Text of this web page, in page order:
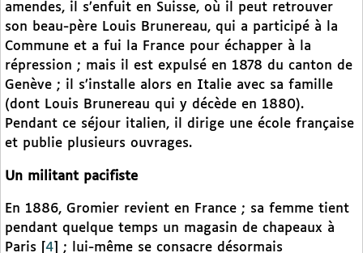
amendes, il s’enfuit en Suisse, où il peut retrouver
son beau-père Louis Brunereau, qui a participé à la
Commune et a fui la France pour échapper à la
répression ; mais il est expulsé en 1878 du canton de
Genève ; il s’installe alors en Italie avec sa famille
(dont Louis Brunereau qui y décède en 1880).
Pendant ce séjour italien, il dirige une école française
et publie plusieurs ouvrages.
Un militant pacifiste
En 1886, Gromier revient en France ; sa femme tient
pendant quelque temps un magasin de chapeaux à
Paris
4
; lui-même se consacre désormais